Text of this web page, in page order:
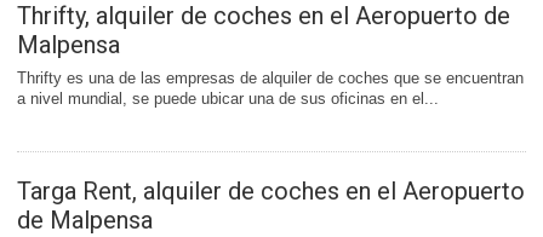
Thrifty, alquiler de coches en el Aeropuerto de
Malpensa
Thrifty es una de las empresas de alquiler de coches que se encuentran
a nivel mundial, se puede ubicar una de sus oficinas en el...
Targa Rent, alquiler de coches en el Aeropuerto
de Malpensa